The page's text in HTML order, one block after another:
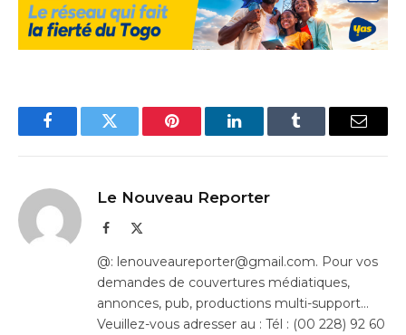
FacebookTwitter Pinterest LinkedInTumblr Email
Le Nouveau Reporter
Facebook
@: lenouveaureporter@gmail.com. Pour vos
demandes de couvertures médiatiques,
annonces, pub, productions multi-support…
Veuillez-vous adresser au : Tél : (00 228) 92 60